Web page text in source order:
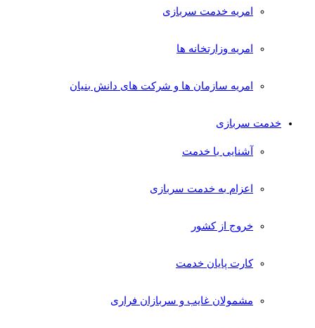
امریه خدمت سربازی
امریه وزارتخانه ها
امریه سازمان ها و شرکت های دانش بنیان
خدمت سربازی
آشنایی با خدمت
اعزام به خدمت سربازی
خروج از کشور
کارت پایان خدمت
مشمولان غایب و سربازان فراری